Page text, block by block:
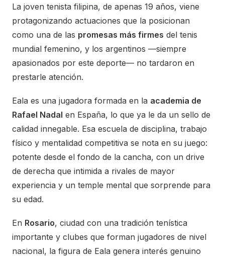
La joven tenista filipina, de apenas 19 años, viene
protagonizando actuaciones que la posicionan
como una de las promesas más firmes del tenis
mundial femenino, y los argentinos —siempre
apasionados por este deporte— no tardaron en
prestarle atención.
Eala es una jugadora formada en la academia de
Rafael Nadal en España, lo que ya le da un sello de
calidad innegable. Esa escuela de disciplina, trabajo
físico y mentalidad competitiva se nota en su juego:
potente desde el fondo de la cancha, con un drive
de derecha que intimida a rivales de mayor
experiencia y un temple mental que sorprende para
su edad.
En Rosario, ciudad con una tradición tenística
importante y clubes que forman jugadores de nivel
nacional, la figura de Eala genera interés genuino